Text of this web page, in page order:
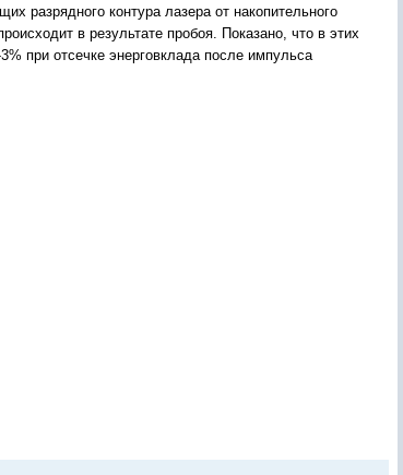
разрядного контура лазера от накопительного
в результате пробоя. Показано, что в этих
при отсечке энерговклада после импульса